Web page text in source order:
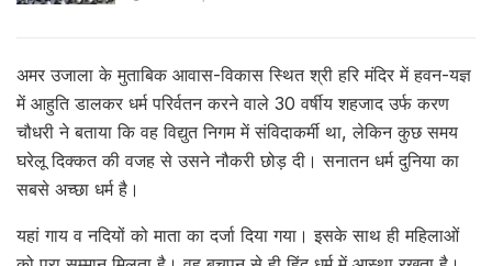
अमर उजाला के मुताबिक आवास-विकास स्थित श्री हरि मंदिर में हवन-यज्ञ
में आहुति डालकर धर्म परिर्वतन करने वाले 30 वर्षीय शहजाद उर्फ करण
चौधरी ने बताया कि वह विद्युत निगम में संविदाकर्मी था, लेकिन कुछ समय
घरेलू दिक्कत की वजह से उसने नौकरी छोड़ दी। सनातन धर्म दुनिया का
सबसे अच्छा धर्म है।
यहां गाय व नदियों को माता का दर्जा दिया गया। इसके साथ ही महिलाओं